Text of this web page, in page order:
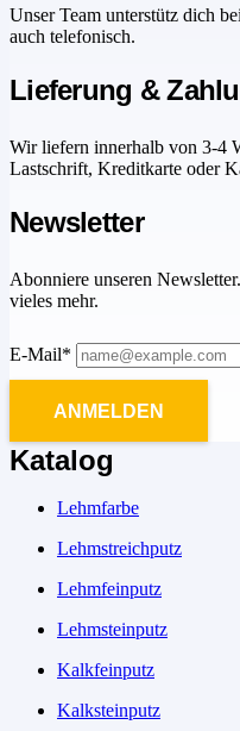
Unser Team unterstütz dich
auch telefonisch.
Lieferung &
Wir liefern innerhalb von 3-4
Lastschrift, Kreditkarte oder
Newsletter
Abonniere unseren
vieles mehr.
E-Mail*
ANMELDEN
Katalog
Lehmfarbe
Lehmstreichputz
Lehmfeinputz
Lehmsteinputz
Kalkfeinputz
Kalksteinputz